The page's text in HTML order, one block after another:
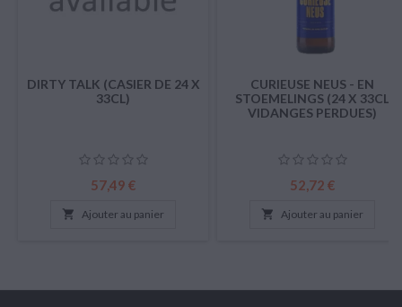
DIRTY TALK (CASIER DE 24 X
33CL)
Prix
57,49 €
 Ajouter au panier
CURIEUSE NEUS - EN
STOEMELINGS (24 X 33CL
VIDANGES PERDUES)
Prix
52,72 €
 Ajouter au panier